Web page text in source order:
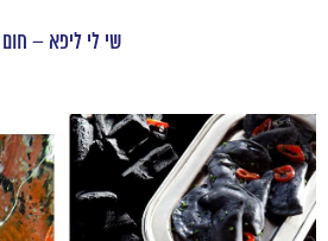
שי לי ליפא – חום